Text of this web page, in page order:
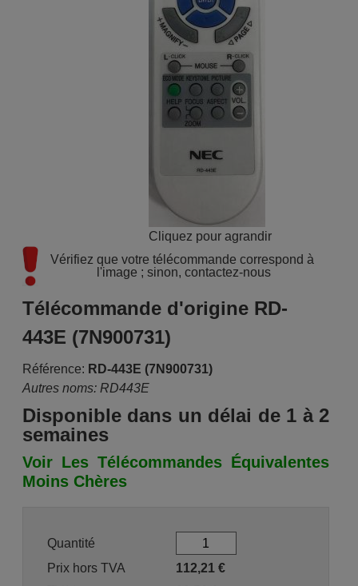
Cliquez pour agrandir
Vérifiez que votre télécommande correspond à
l'image ; sinon, contactez-nous
Télécommande d'origine RD-
443E (7N900731)
Référence: RD-443E (7N900731)
Autres noms: RD443E
Disponible dans un délai de 1 à 2
semaines
Voir Les Télécommandes Équivalentes
Moins Chères
Quantité
Prix hors TVA
112,21€